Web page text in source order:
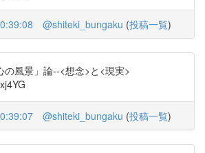
@shiteki_bungaku (投稿一覧)
の風景」論--<想念>と<現実>
@shiteki_bungaku (投稿一覧)